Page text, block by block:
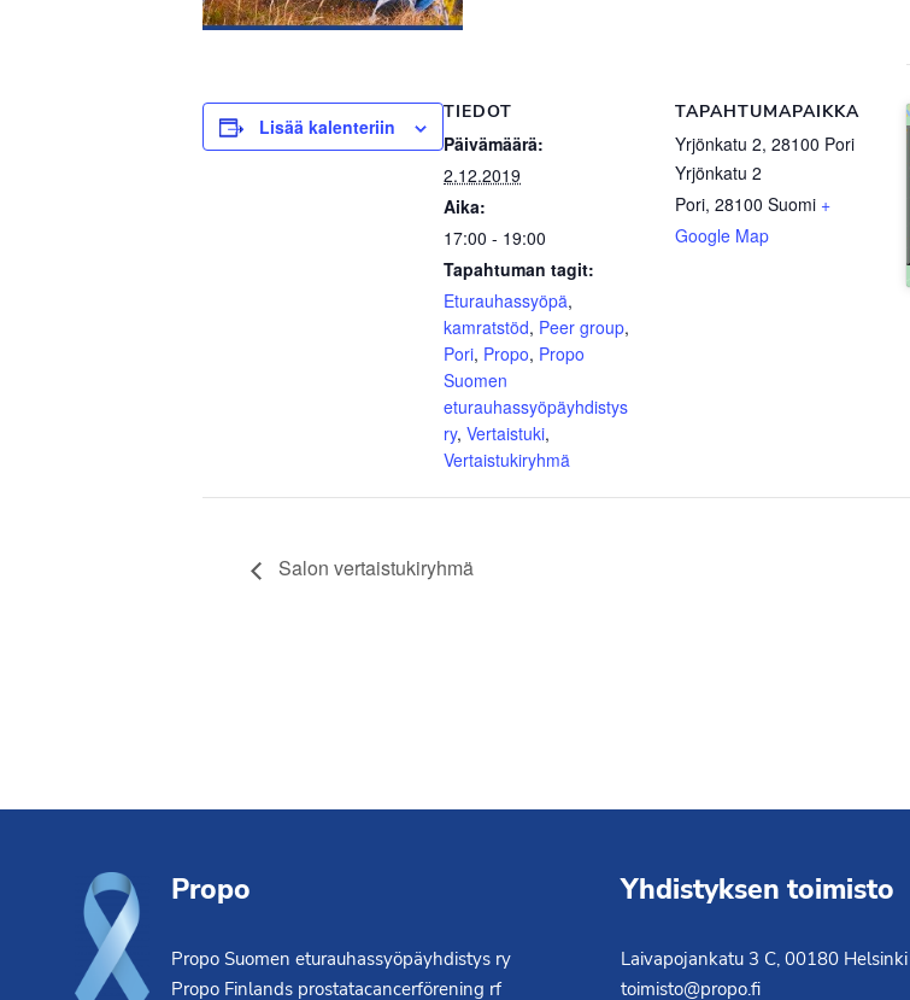
Lisää kalenteriin
TIEDOT
Päivämäärä:
2.12.2019
Aika:
17:00 - 19:00
Tapahtuman tagit:
Eturauhassyöpä,
kamratstöd, Peer group,
Pori, Propo, Propo
Suomen
eturauhassyöpäyhdistys
ry, Vertaistuki,
Vertaistukiryhmä
TAPAHTUMAPAIKKA
Yrjönkatu 2, 28100 Pori
Yrjönkatu 2
Pori, 28100 Suomi +
Google Map
Salon vertaistukiryhmä
Propo
Propo Suomen eturauhassyöpäyhdistys ry
Propo Finlands prostatacancerförening rf
Yhdistyksen toimisto
Laivapojankatu 3 C, 00180 Helsinki
toimisto@propo.fi